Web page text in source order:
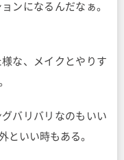
ンになるんだなぁ。
な、メイクとやりす
バリバリなのもいい
といい時もある。